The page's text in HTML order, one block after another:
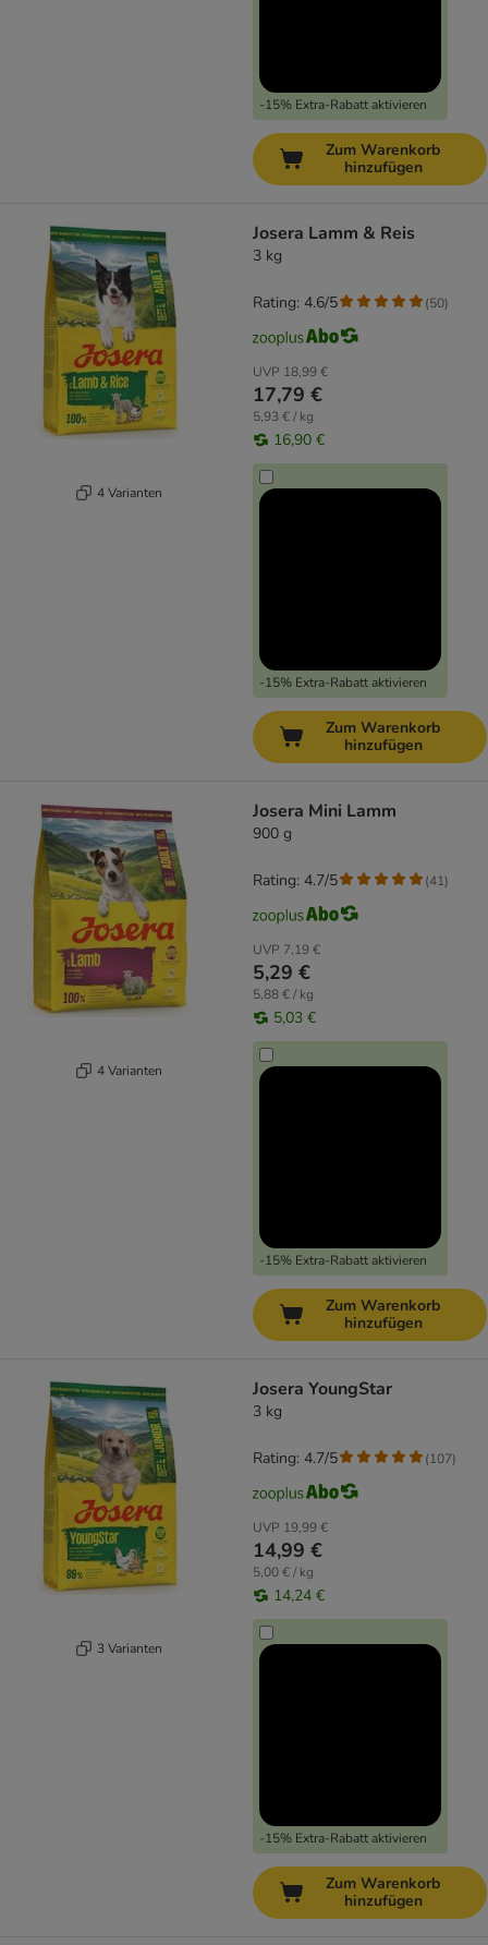
-15% Extra-Rabatt aktivieren
Zum Warenkorb
hinzufügen
4 Varianten
Josera Lamm & Reis
3 kg
UVP 18,99 €
17,79 €
5,93 € / kg
16,90 €
-15% Extra-Rabatt aktivieren
Rating: 4.6/5 (50)
Zum Warenkorb
hinzufügen
4 Varianten
Josera Mini Lamm
900 g
UVP 7,19 €
5,29 €
5,88 € / kg
5,03 €
-15% Extra-Rabatt aktivieren
Rating: 4.7/5 (41)
Zum Warenkorb
hinzufügen
3 Varianten
Josera YoungStar
3 kg
UVP 19,99 €
14,99 €
5,00 € / kg
14,24 €
-15% Extra-Rabatt aktivieren
Rating: 4.7/5 (107)
Zum Warenkorb
hinzufügen